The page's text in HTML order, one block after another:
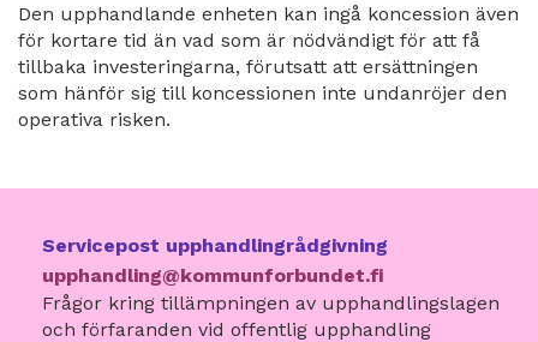
Den upphandlande enheten kan ingå koncession även
för kortare tid än vad som är nödvändigt för att få
tillbaka investeringarna, förutsatt att ersättningen
som hänför sig till koncessionen inte undanröjer den
operativa risken.
Servicepost upphandlingrådgivning
upphandling@kommunforbundet.fi
Frågor kring tillämpningen av upphandlingslagen
och förfaranden vid offentlig upphandling